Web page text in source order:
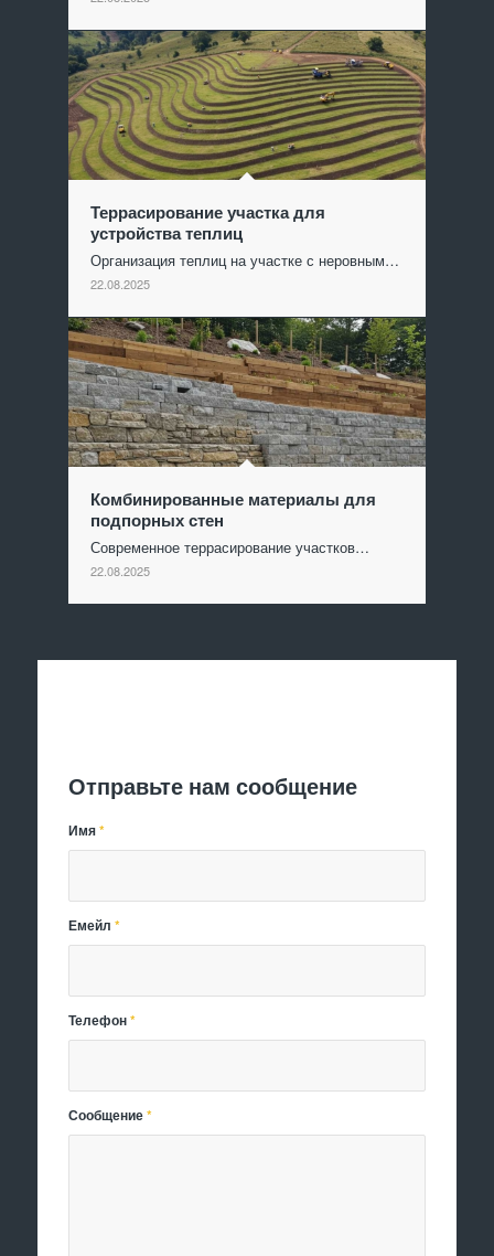
Террасирование участка для
устройства теплиц
Организация теплиц на участке с неровным…
22.08.2025
Комбинированные материалы для
подпорных стен
Современное террасирование участков…
22.08.2025
Отправьте нам сообщение
Имя*
Емейл*
Телефон*
Сообщение*